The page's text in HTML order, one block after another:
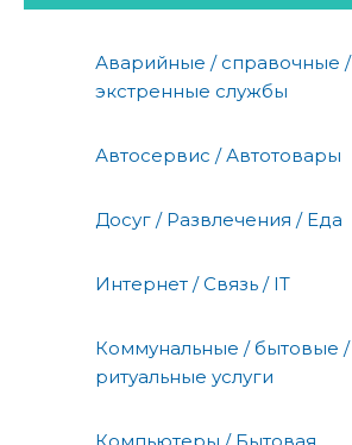
Аварийные / справочные /
экстренные службы
Автосервис / Автотовары
Досуг / Развлечения / Еда
Интернет / Связь / IT
Коммунальные / бытовые /
ритуальные услуги